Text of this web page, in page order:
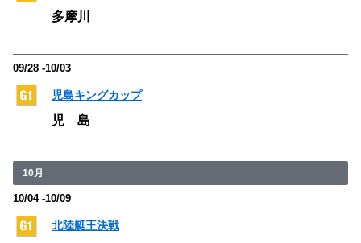
多摩川
09/28 -10/03
児島キングカップ
児 島
10月
10/04 -10/09
北陸艇王決戦